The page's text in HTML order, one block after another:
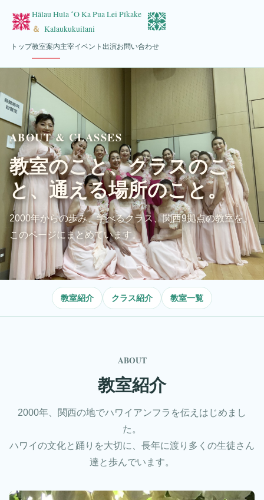
Hālau Hula ʻO Ka Pua Lei Pīkake
＆ Kalaukukuilani
トップ教室案内主宰イベント出演お問い合わせ
ABOUT & CLASSES
教室のこと、クラスのこ
と、通える場所のこと。
2000年からの歩み、学べるクラス、関西9拠点の教室を、
このページにまとめています。
教室紹介 クラス紹介 教室一覧
ABOUT
教室紹介
2000年、関西の地でハワイアンフラを伝えはじめまし
た。
ハワイの文化と踊りを大切に、長年に渡り多くの生徒さん
達と歩んでいます。